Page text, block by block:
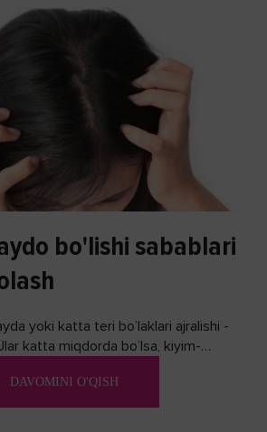
bo'lishi sabablari
yoki katta teri bo’laklari ajralishi -
katta miqdorda bo’lsa, kiyim-
DAVOMINI O'QISH